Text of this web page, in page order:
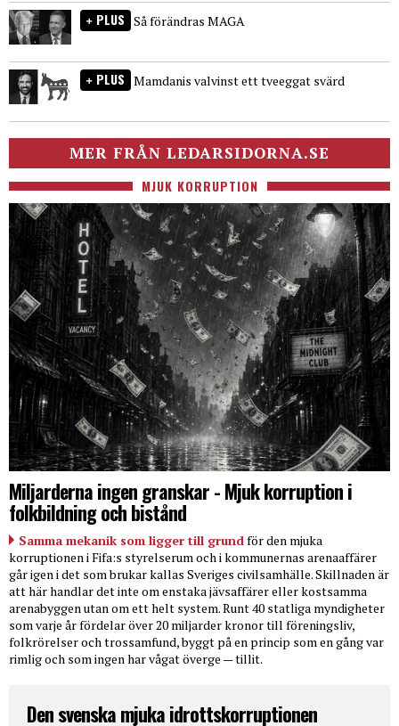
PLUS Så förändras MAGA
PLUS Mamdanis valvinst ett tveeggat svärd
MER FRÅN LEDARSIDORNA.SE
MJUK KORRUPTION
Miljarderna ingen granskar - Mjuk korruption i
folkbildning och bistånd
Samma mekanik som ligger till grundför den mjuka
korruptionen i Fifa:s styrelserum och i kommunernas arenaaffärer
går igen i det som brukar kallas Sveriges civilsamhälle. Skillnaden är
att här handlar det inte om enstaka jävsaffärer eller kostsamma
arenabyggen utan om ett helt system. Runt 40 statliga myndigheter
som varje år fördelar över 20 miljarder kronor till föreningsliv,
folkrörelser och trossamfund, byggt på en princip som en gång var
rimlig och som ingen har vågat överge — tillit.
Den svenska mjuka idrottskorruptionen